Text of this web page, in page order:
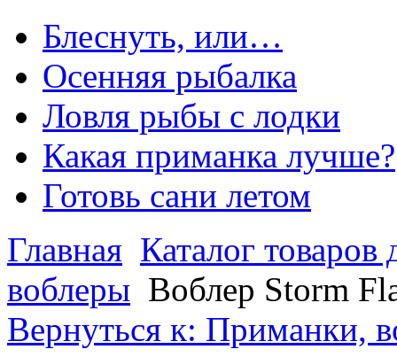
Блеснуть, или…
Осенняя рыбалка
Ловля рыбы с лодки
Какая приманка лучше?
Готовь сани летом
Главная Каталог
воблеры Воблер Storm
Вернуться к: Приманки,